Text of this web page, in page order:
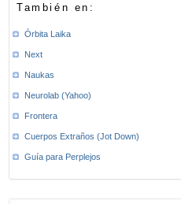
También en:
Órbita Laika
Next
Naukas
Neurolab (Yahoo)
Frontera
Cuerpos Extraños (Jot Down)
Guía para Perplejos